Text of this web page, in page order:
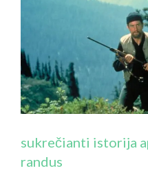
sukrečianti istorija
randus